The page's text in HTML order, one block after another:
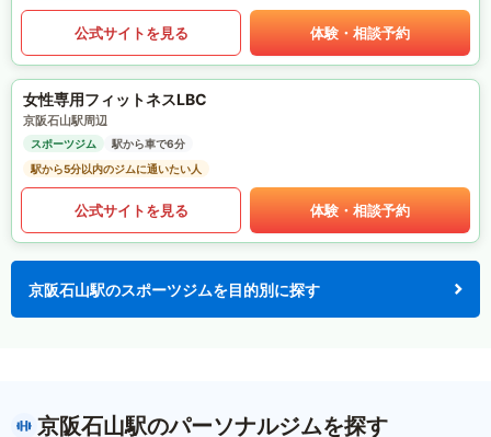
公式サイトを見る 体験・相談予約
女性専用フィットネスLBC
京阪石山駅周辺
スポーツジム
駅から車で6分
駅から5分以内のジムに通いたい人
公式サイトを見る 体験・相談予約
京阪石山駅のスポーツジムを目的別に探す
京阪石山駅のパーソナルジムを探す